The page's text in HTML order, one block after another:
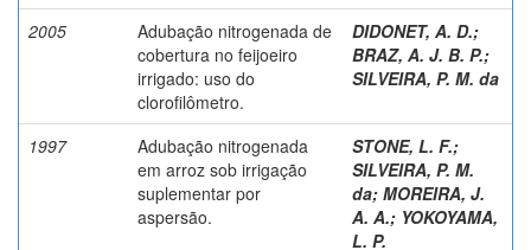
2005
Adubação nitrogenada de
cobertura no feijoeiro
irrigado: uso do
clorofilômetro.
DIDONET, A. D.;
BRAZ, A. J. B. P.;
SILVEIRA, P. M. da
1997
Adubação nitrogenada
em arroz sob irrigação
suplementar por
aspersão.
STONE, L. F.;
SILVEIRA, P. M.
da; MOREIRA, J.
A. A.; YOKOYAMA,
L. P.